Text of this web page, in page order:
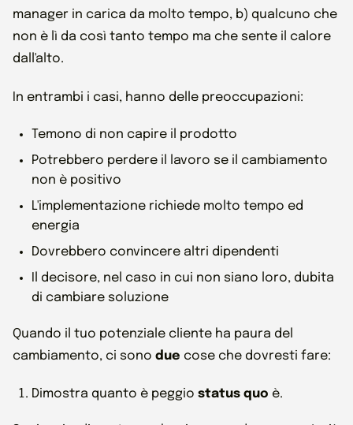
manager in carica da molto tempo, b) qualcuno che
non è lì da così tanto tempo ma che sente il calore
dall'alto.
In entrambi i casi, hanno delle preoccupazioni:
Temono di non capire il prodotto
Potrebbero perdere il lavoro se il cambiamento
non è positivo
L'implementazione richiede molto tempo ed
energia
Dovrebbero convincere altri dipendenti
Il decisore, nel caso in cui non siano loro, dubita
di cambiare soluzione
Quando il tuo potenziale cliente ha paura del
cambiamento, ci sono due cose che dovresti fare:
Dimostra quanto è peggio status quo è.